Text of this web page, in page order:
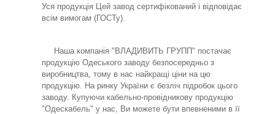
Уся продукція Цей завод сертифікований і відповідає
всім вимогам (ГОСТу).
Наша компанія "ВЛАДИВИТЬ ГРУПП" постачає
продукцію Одеського заводу безпосередньо з
виробництва, тому в нас найкращі ціни на цю
продукцію. На ринку України є безліч підробок цього
заводу. Купуючи кабельно-провідникову продукцію
"Одескабель" у нас, Ви можете бути впевненими в її